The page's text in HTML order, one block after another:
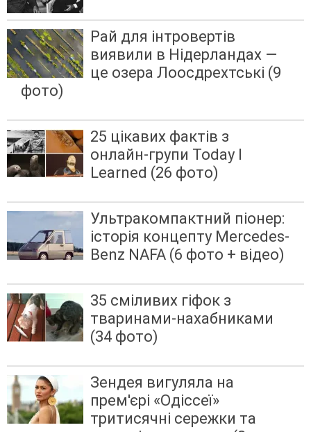
Рай для інтровертів
виявили в Нідерландах —
це озера Лоосдрехтські (9
фото)
25 цікавих фактів з
онлайн-групи Today I
Learned (26 фото)
Ультракомпактний піонер:
історія концепту Mercedes-
Benz NAFA (6 фото + відео)
35 сміливих гіфок з
тваринами-нахабниками
(34 фото)
Зендея вигуляла на
прем'єрі «Одіссеї»
тритисячні сережки та